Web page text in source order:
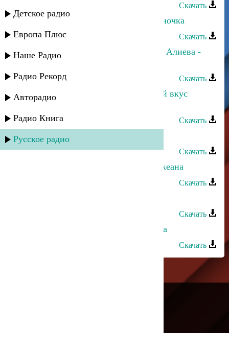
Детское радио
Европа Плюс
Наше Радио
Радио Рекорд
Авторадио
Радио Книга
Русское радио
Скачать
Бесханум Гюльмагомедова - Я одиночка
Скачать
Прямой, Марина Алиева и Сабина Алиева -
Вода и пламя
Скачать
Марина Алиева и Султан - Горький вкус
сладких губ
Скачать
Марина Алиева - Love action
Скачать
Марина Алиева и Тельман - Два океана
Скачать
Скачать
Марина Алиева и Замир - Лезгинка
Скачать